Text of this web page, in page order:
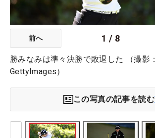
前へ 1 / 8
勝みなみは準々決勝で敗退した （撮影：
GettyImages）
この写真の記事を読む